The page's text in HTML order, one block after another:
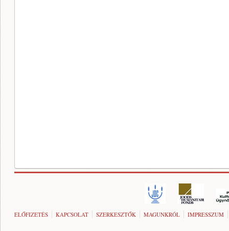
ELŐFIZETÉS KAPCSOLAT SZERKESZTŐK MAGUNKRÓL IMPRESSZUM